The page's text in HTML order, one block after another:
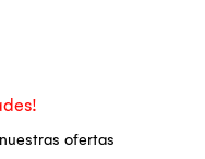
ofertas